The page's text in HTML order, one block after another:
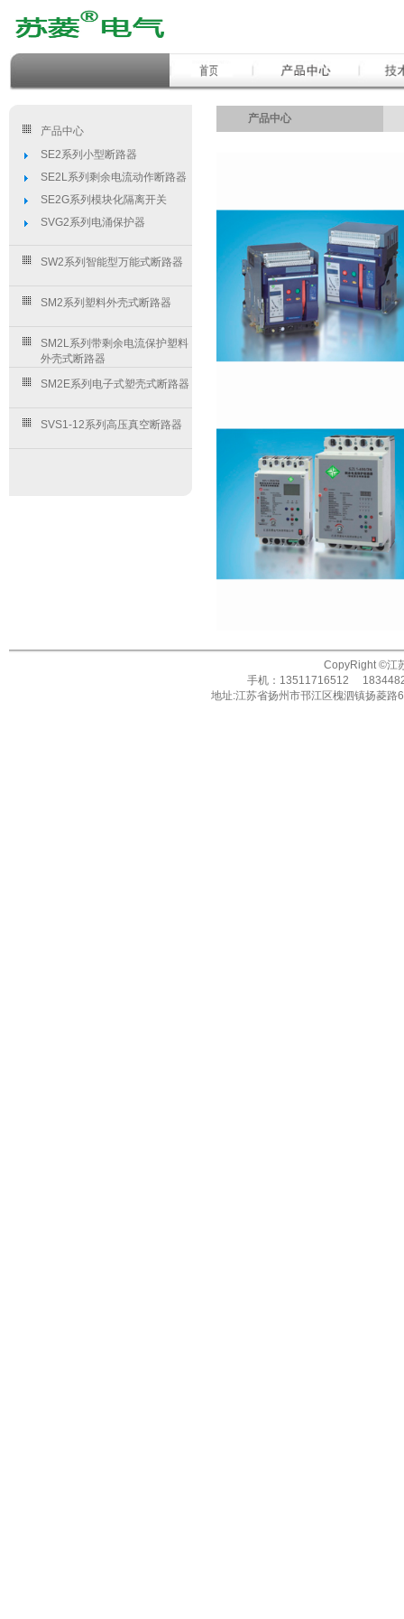
产品中心
SE2系列小型断路器
SE2L系列剩余电流动作断路器
SE2G系列模块化隔离开关
SVG2系列电涌保护器
SW2系列智能型万能式断路器
SM2系列塑料外壳式断路器
SM2L系列带剩余电流保护塑料
外壳式断路器
SM2E系列电子式塑壳式断路器
SVS1-12系列高压真空断路器
产品中心
CopyRight ©江
手机：13511716512
地址:江苏省扬州市邗江区槐泗镇扬菱